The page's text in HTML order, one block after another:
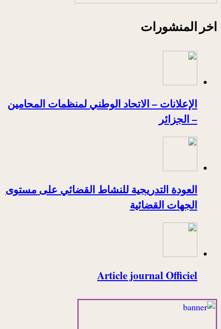
اخر المنشورات
الإعلانات – الاتحاد الوطني لمنظمات المحامين
– الجزائر
العودة التدريجية للنشاط القضائي على مستوى
الجهات القضائية
Article journal Officiel